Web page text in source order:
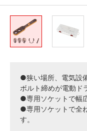
●狭い場所、電気設
ボルト締めが電動ド
●専用ソケットで幅
●専用ソケットで全
す。